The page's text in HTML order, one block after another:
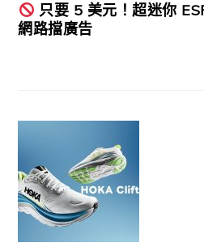
只要 5 美元！超迷你
網路擋廣告